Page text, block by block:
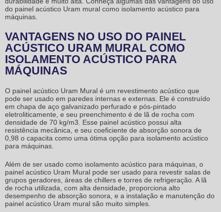
do painel acústico Uram mural como isolamento acústico para
máquinas
VANTAGENS NO USO DO PAINEL
ACÚSTICO URAM MURAL COMO
ISOLAMENTO ACÚSTICO PARA
MÁQUINAS
O painel acústico Uram Mural é um revestimento acústico que
pode ser usado em paredes internas e externas. Ele é construído
em chapa de aço galvanizado perfurado e pós-pintado
eletroliticamente, e seu preenchimento é de lã de rocha com
densidade de 70 kg/m3. Esse painel acústico possui alta
resistência mecânica, e seu coeficiente de absorção sonora de
0,98 o capacita como uma ótima opção para isolamento acústico
para máquinas
Além de ser usado como isolamento acústico para máquinas , o
painel acústico Uram Mural pode ser usado para revestir salas de
grupos geradores, áreas de chillers e torres de refrigeração. A lã
de rocha utilizada, com alta densidade, proporciona alto
desempenho de absorção sonora, e a instalação e manutenção do
painel acústico Uram mural são muito simples.